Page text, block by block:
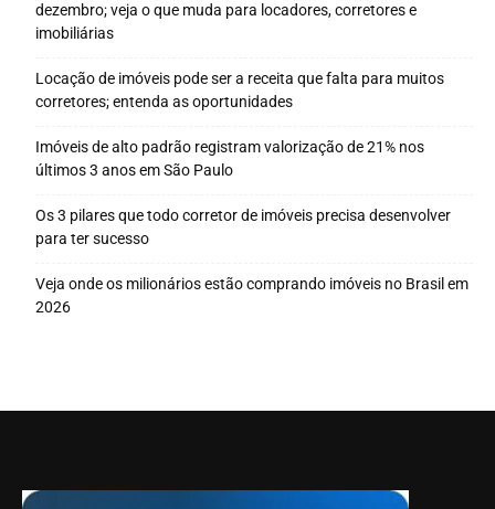
dezembro; veja o que muda para locadores, corretores e
imobiliárias
Locação de imóveis pode ser a receita que falta para muitos
corretores; entenda as oportunidades
Imóveis de alto padrão registram valorização de 21% nos
últimos 3 anos em São Paulo
Os 3 pilares que todo corretor de imóveis precisa desenvolver
para ter sucesso
Veja onde os milionários estão comprando imóveis no Brasil em
2026